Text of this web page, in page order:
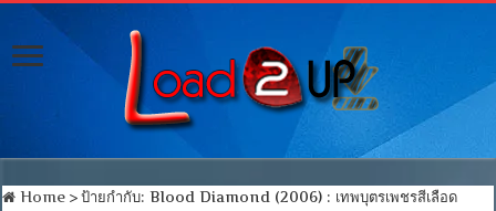
Home > ป้ายกำกับ:Blood Diamond (2006) : เทพบุตรเพชรสีเลือด